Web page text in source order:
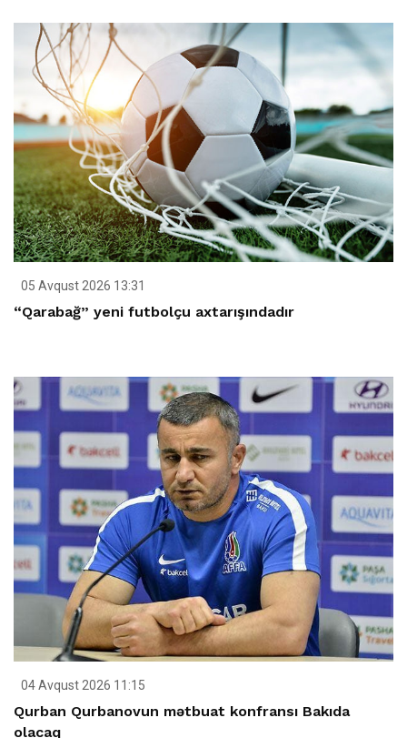
05 Avqust 2026 13:31
“Qarabağ” yeni futbolçu axtarışındadır
04 Avqust 2026 11:15
Qurban Qurbanovun mətbuat konfransı Bakıda
olacaq